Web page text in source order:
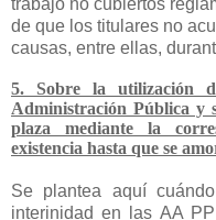
de que los titulares no
causas, entre ellas,
5. Sobre la utilización
Administración Pública y
plaza mediante la
existencia hasta que se
Se plantea aquí
interinidad en las AA